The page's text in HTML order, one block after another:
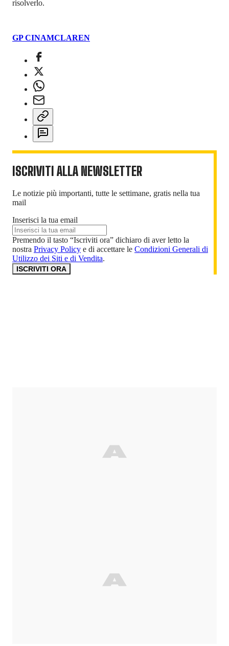
risolverlo.
GP CINAMCLAREN
ISCRIVITI ALLA NEWSLETTER
Le notizie più importanti, tutte le settimane, gratis nella tua
mail
Inserisci la tua email
Premendo il tasto “Iscriviti ora” dichiaro di aver letto la
nostra Privacy Policy e di accettare le Condizioni Generali di
Utilizzo dei Siti e di Vendita.
ISCRIVITI ORA